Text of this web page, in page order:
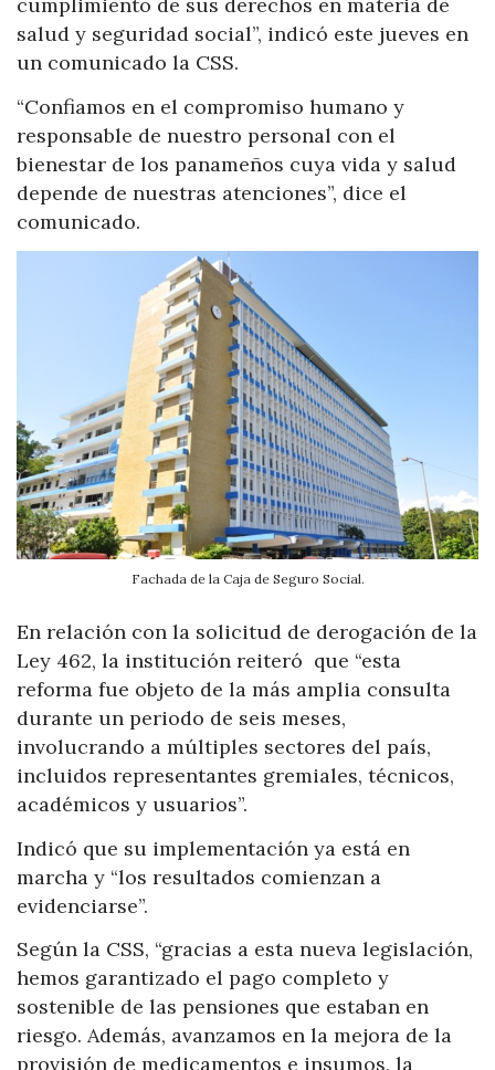
cumplimiento de sus derechos en materia de
salud y seguridad social”, indicó este jueves en
un comunicado la CSS.
“Confiamos en el compromiso humano y
responsable de nuestro personal con el
bienestar de los panameños cuya vida y salud
depende de nuestras atenciones”, dice el
comunicado.
Fachada de la Caja de Seguro Social.
En relación con la solicitud de derogación de la
Ley 462, la institución reiteró que “esta
reforma fue objeto de la más amplia consulta
durante un periodo de seis meses,
involucrando a múltiples sectores del país,
incluidos representantes gremiales, técnicos,
académicos y usuarios”.
Indicó que su implementación ya está en
marcha y “los resultados comienzan a
evidenciarse”.
Según la CSS, “gracias a esta nueva legislación,
hemos garantizado el pago completo y
sostenible de las pensiones que estaban en
riesgo. Además, avanzamos en la mejora de la
provisión de medicamentos e insumos, la